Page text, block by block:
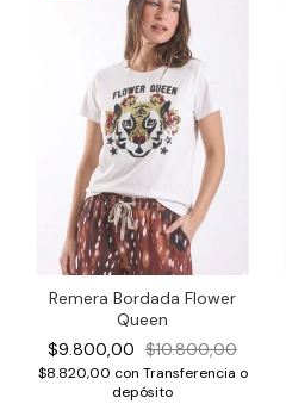
Remera Bordada Flower
Queen
$9.800,00 $10.800,00
$8.820,00 con Transferencia o
depósito